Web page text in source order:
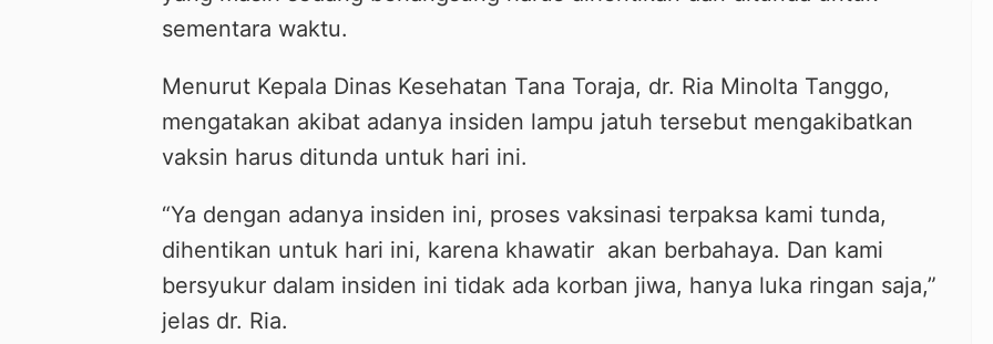
sementara waktu.
Menurut Kepala Dinas Kesehatan Tana Toraja, dr. Ria Minolta Tanggo,
mengatakan akibat adanya insiden lampu jatuh tersebut mengakibatkan
vaksin harus ditunda untuk hari ini.
“Ya dengan adanya insiden ini, proses vaksinasi terpaksa kami tunda,
dihentikan untuk hari ini, karena khawatir akan berbahaya. Dan kami
bersyukur dalam insiden ini tidak ada korban jiwa, hanya luka ringan saja,”
jelas dr. Ria.